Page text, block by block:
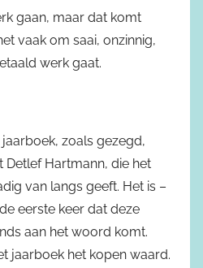
gaan, maar dat komt
vaak om saai, onzinnig,
werk gaat.
zoals gezegd,
Detlef Hartmann, die het
van langs geeft. Het is –
eerste keer dat deze
aan het woord komt.
jaarboek het kopen waard.